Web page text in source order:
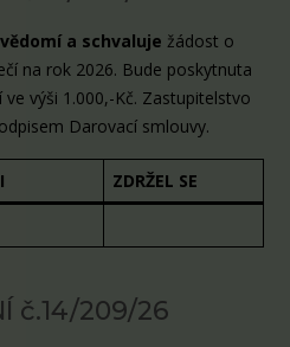
a schvaluje žádost o
na rok 2026. Bude poskytnuta
výši 1.000,-Kč. Zastupitelstvo
Darovací smlouvy.
ZDRŽEL SE
č.14/209/26